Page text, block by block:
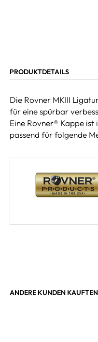
PRODUKTDETAILS
Die Rovner MKIII
für eine spürbar
Eine Rovner® Kappe
passend für folgende
ANDERE KUNDEN